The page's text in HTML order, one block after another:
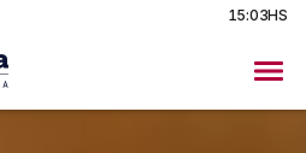
15:03HS